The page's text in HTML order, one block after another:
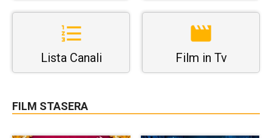
Lista Canali Film in Tv
FILM STASERA